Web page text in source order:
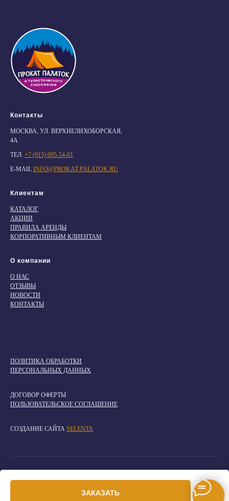
ЗАКАЗАТЬ
Контакты
МОСКВА, УЛ. ВЕРХНЕЛИХОБОРСКАЯ,
4А
ТЕЛ. +7 (915) 095-54-01
E-MAIL INFO@PROKAT-PALATOK.RU
Клиентам
КАТАЛОГ
АКЦИИ
ПРАВИЛА АРЕНДЫ
КОРПОРАТИВНЫМ КЛИЕНТАМ
О компании
О НАС
ОТЗЫВЫ
НОВОСТИ
КОНТАКТЫ
ПОЛИТИКА ОБРАБОТКИ
ПЕРСОНАЛЬНЫХ ДАННЫХ
ДОГОВОР ОФЕРТЫ
ПОЛЬЗОВАТЕЛЬСКОЕ СОГЛАШЕНИЕ
СОЗДАНИЕ САЙТА SELENTA
ИП Николаев Антон Ильич ИНН 773410497265 / ОГРНИП
318774600376852